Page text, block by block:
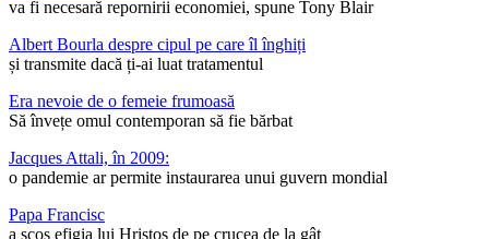
va fi necesară repornirii economiei, spune Tony Blair
Albert Bourla despre cipul pe care îl înghiți
și transmite dacă ți-ai luat tratamentul
Era nevoie de o femeie frumoasă
Să învețe omul contemporan să fie bărbat
Jacques Attali, în 2009:
o pandemie ar permite instaurarea unui guvern mondial
Papa Francisc
a scos efigia lui Hristos de pe crucea de la gât